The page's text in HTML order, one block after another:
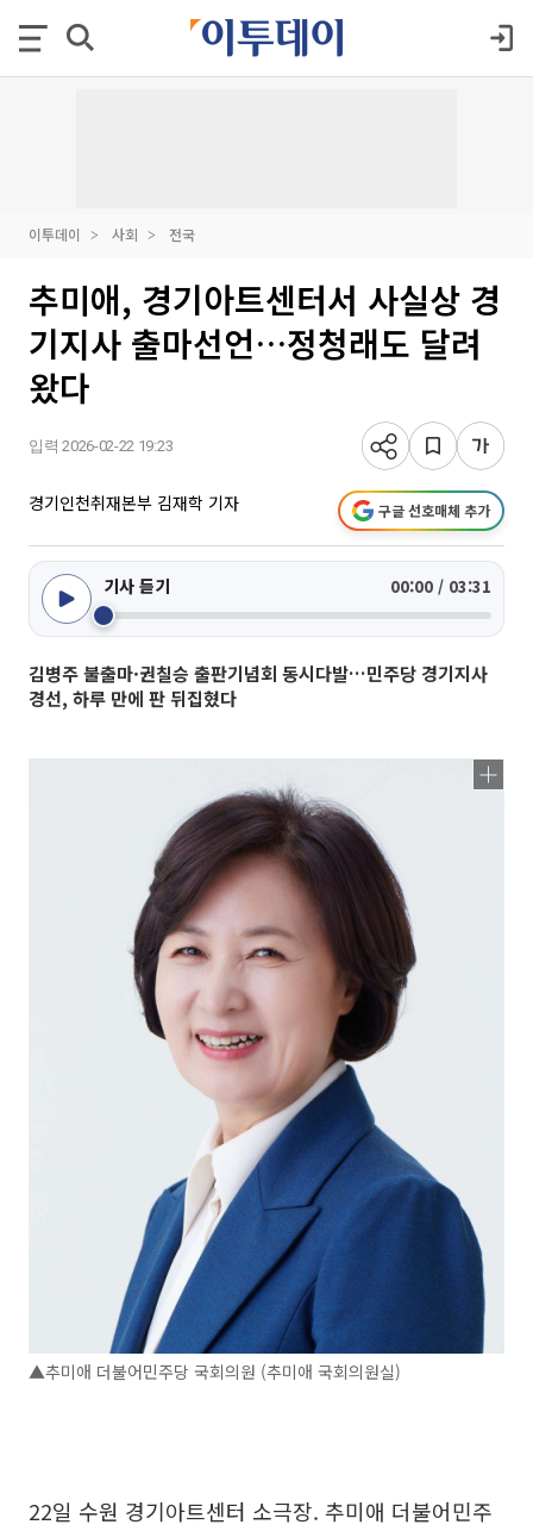
이투데이 사회 전국
추미애, 경기아트센터서 사실상 경
기지사 출마선언…정청래도 달려
왔다
입력 2026-02-22 19:23
경기인천취재본부 김재학 기자 구글 선호매체 추가
기사 듣기 00:00 / 03:31
김병주 불출마·권칠승 출판기념회 동시다발…민주당 경기지사
경선, 하루 만에 판 뒤집혔다
▲추미애 더불어민주당 국회의원 (추미애 국회의원실)
22일 수원 경기아트센터 소극장. 추미애 더불어민주